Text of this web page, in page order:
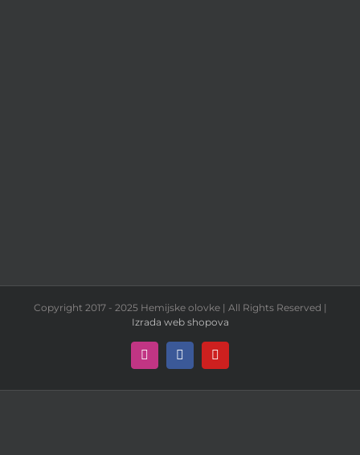
Copyright 2017 - 2025 Hemijske olovke | All Rights Reserved |
Izrada web shopova
InstagramFacebookYouTube